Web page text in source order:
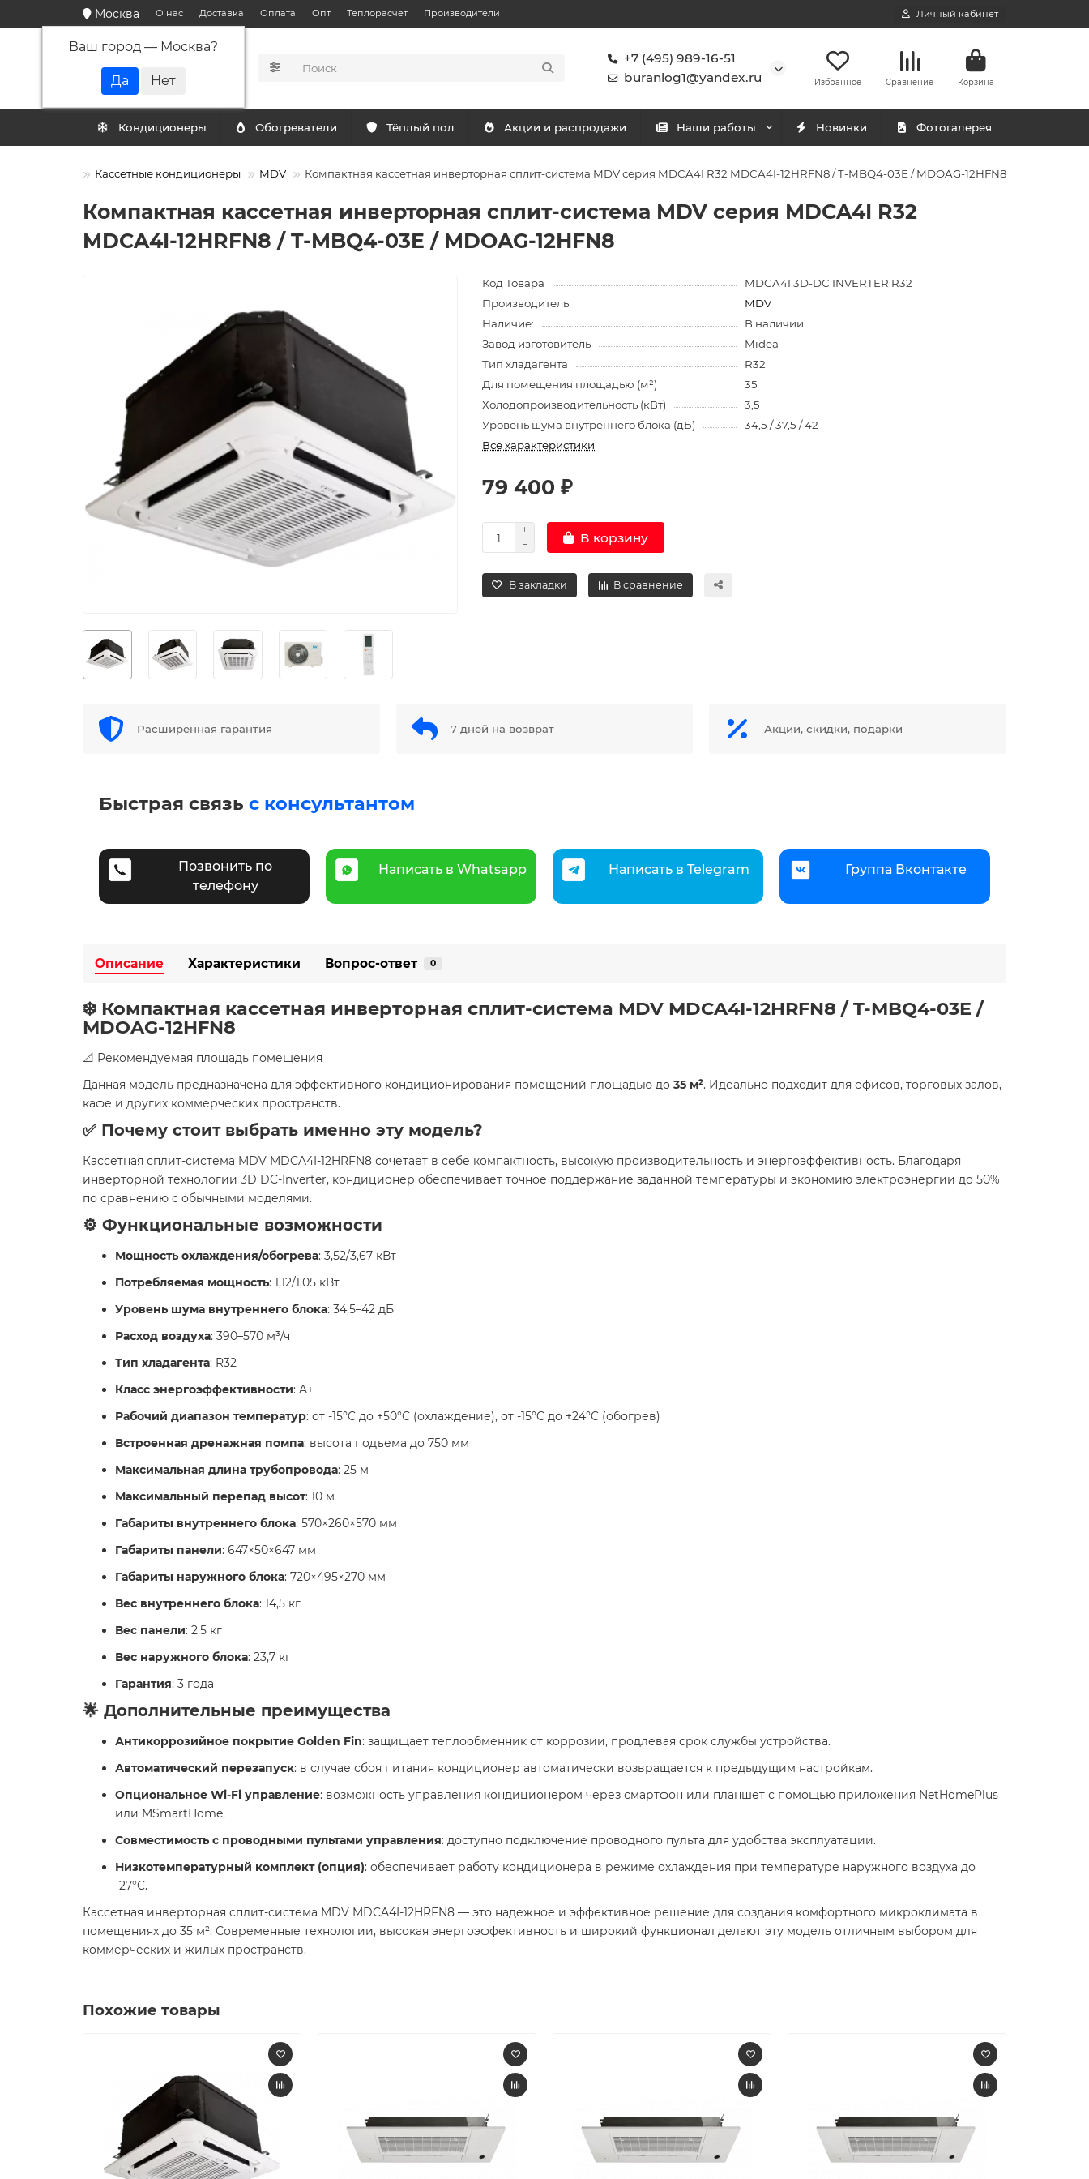
Москва
Ваш город — Москва?
О нас Доставка Оплата Опт Теплорасчет Производители Личный кабинет
+7 (495) 989-16-51
buranlog1@yandex.ru
Избранное Сравнение Корзина
Кондиционеры Обогреватели Тёплый пол Акции и распродажи Наши работы Новинки Фотогалерея
Кассетные кондиционеры MDV Компактная кассетная инверторная сплит-система MDV серия MDCA4I R32 MDCA4I-12HRFN8 / T-MBQ4-03E / MDOAG-12HFN8
Компактная кассетная инверторная сплит-система MDV серия MDCA4I R32
MDCA4I-12HRFN8 / T-MBQ4-03E / MDOAG-12HFN8
Код Товара
MDCA4I 3D-DC INVERTER R32
Производитель
MDV
Наличие:
В наличии
Завод изготовитель
Midea
Тип хладагента
R32
Для помещения площадью (м²)
35
Холодопроизводительность (кВт)
3,5
Уровень шума внутреннего блока (дБ)
34,5 / 37,5 / 42
Все характеристики
79 400 ₽
В корзину
В закладки В сравнение
Расширенная гарантия 7 дней на возврат Акции, скидки, подарки
Быстрая связь с консультантом
Позвонить по
телефону
Написать в Whatsapp Написать в Telegram Группа Вконтакте
Описание Характеристики Вопрос-ответ 0
❄️ Компактная кассетная инверторная сплит-система MDV MDCA4I-12HRFN8 / T-MBQ4-03E /
MDOAG-12HFN8
📐 Рекомендуемая площадь помещения
Данная модель предназначена для эффективного кондиционирования помещений площадью до 35 м². Идеально подходит для офисов, торговых залов,
кафе и других коммерческих пространств.
✅ Почему стоит выбрать именно эту модель?
Кассетная сплит-система MDV MDCA4I-12HRFN8 сочетает в себе компактность, высокую производительность и энергоэффективность. Благодаря
инверторной технологии 3D DC-Inverter, кондиционер обеспечивает точное поддержание заданной температуры и экономию электроэнергии до 50%
по сравнению с обычными моделями.
⚙️ Функциональные возможности
Мощность охлаждения/обогрева: 3,52/3,67 кВт
Потребляемая мощность: 1,12/1,05 кВт
Уровень шума внутреннего блока: 34,5–42 дБ
Расход воздуха: 390–570 м³/ч
Тип хладагента: R32
Класс энергоэффективности: A+
Рабочий диапазон температур: от -15°C до +50°C (охлаждение), от -15°C до +24°C (обогрев)
Встроенная дренажная помпа: высота подъема до 750 мм
Максимальная длина трубопровода: 25 м
Максимальный перепад высот: 10 м
Габариты внутреннего блока: 570×260×570 мм
Габариты панели: 647×50×647 мм
Габариты наружного блока: 720×495×270 мм
Вес внутреннего блока: 14,5 кг
Вес панели: 2,5 кг
Вес наружного блока: 23,7 кг
Гарантия: 3 года
🌟 Дополнительные преимущества
Антикоррозийное покрытие Golden Fin: защищает теплообменник от коррозии, продлевая срок службы устройства.
Автоматический перезапуск: в случае сбоя питания кондиционер автоматически возвращается к предыдущим настройкам.
Опциональное Wi-Fi управление: возможность управления кондиционером через смартфон или планшет с помощью приложения NetHomePlus
или MSmartHome.
Совместимость с проводными пультами управления: доступно подключение проводного пульта для удобства эксплуатации.
Низкотемпературный комплект (опция): обеспечивает работу кондиционера в режиме охлаждения при температуре наружного воздуха до
-27°C.
Кассетная инверторная сплит-система MDV MDCA4I-12HRFN8 — это надежное и эффективное решение для создания комфортного микроклимата в
помещениях до 35 м². Современные технологии, высокая энергоэффективность и широкий функционал делают эту модель отличным выбором для
коммерческих и жилых пространств.
Похожие товары